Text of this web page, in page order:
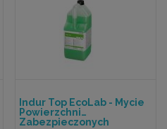
Indur Top EcoLab - Mycie
Powierzchni
Zabezpieczonych